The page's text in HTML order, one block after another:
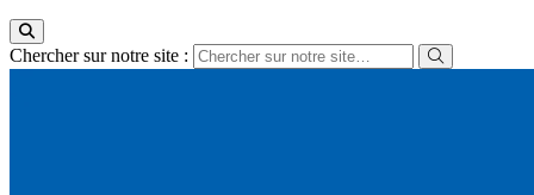
Chercher sur notre site :